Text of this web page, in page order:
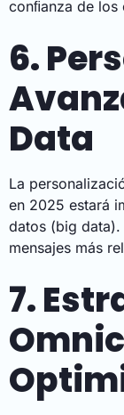
conﬁanza de los
6.
Data
La
en 2025 estará
datos (big data).
mensajes más
7.